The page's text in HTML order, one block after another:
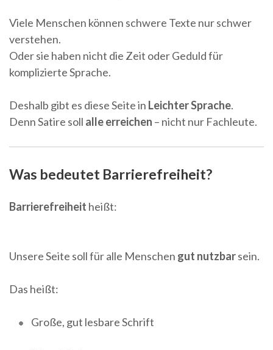
Viele Menschen können schwere Texte nur schwer
verstehen.
Oder sie haben nicht die Zeit oder Geduld für
komplizierte Sprache.
Deshalb gibt es diese Seite in Leichter Sprache.
Denn Satire soll alle erreichen – nicht nur Fachleute.
Was bedeutet Barrierefreiheit?
Barrierefreiheit heißt:
Unsere Seite soll für alle Menschen gut nutzbarsein.
Das heißt:
Große, gut lesbare Schrift